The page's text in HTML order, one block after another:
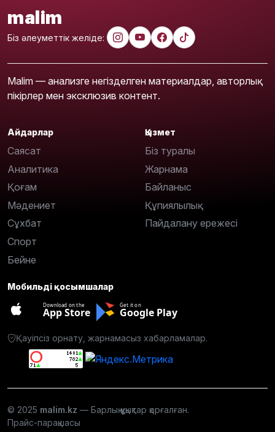
malim
Біз әлеуметтік желіде:
Malim — анализге негізделген материалдар, авторлық
пікірлер мен эксклюзив контент.
Айдарлар
Саясат
Аналитика
Қоғам
Мәдениет
Сұхбат
Спорт
Бейне
Қызмет
Біз туралы
Жарнама
Байланыс
Құпиялылық
Пайдалану ережесі
Мобильді қосымшалар
Download on the
App Store
Get it on
Google Play
Қауіпсіз орнату, жарнамасыз хабарламалар.
© 2025 malim.kz — Барлық құқықтар қорғалған.
Прайс-парақшасы